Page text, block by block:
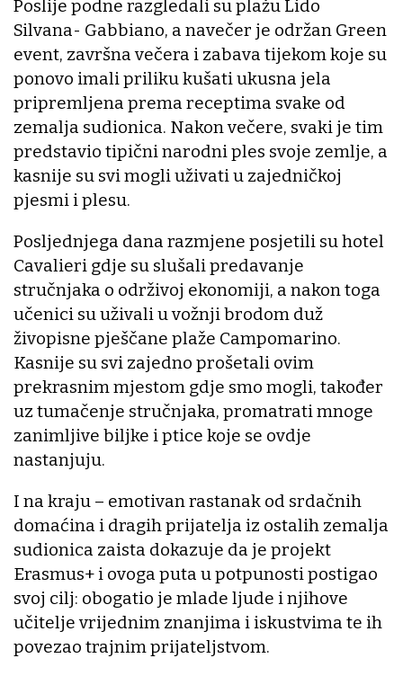
Poslije podne razgledali su plažu Lido
Silvana- Gabbiano, a navečer je održan Green
event, završna večera i zabava tijekom koje su
ponovo imali priliku kušati ukusna jela
pripremljena prema receptima svake od
zemalja sudionica. Nakon večere, svaki je tim
predstavio tipični narodni ples svoje zemlje, a
kasnije su svi mogli uživati u zajedničkoj
pjesmi i plesu.
Posljednjega dana razmjene posjetili su hotel
Cavalieri gdje su slušali predavanje
stručnjaka o održivoj ekonomiji, a nakon toga
učenici su uživali u vožnji brodom duž
živopisne pješčane plaže Campomarino.
Kasnije su svi zajedno prošetali ovim
prekrasnim mjestom gdje smo mogli, također
uz tumačenje stručnjaka, promatrati mnoge
zanimljive biljke i ptice koje se ovdje
nastanjuju.
I na kraju – emotivan rastanak od srdačnih
domaćina i dragih prijatelja iz ostalih zemalja
sudionica zaista dokazuje da je projekt
Erasmus+ i ovoga puta u potpunosti postigao
svoj cilj: obogatio je mlade ljude i njihove
učitelje vrijednim znanjima i iskustvima te ih
povezao trajnim prijateljstvom.